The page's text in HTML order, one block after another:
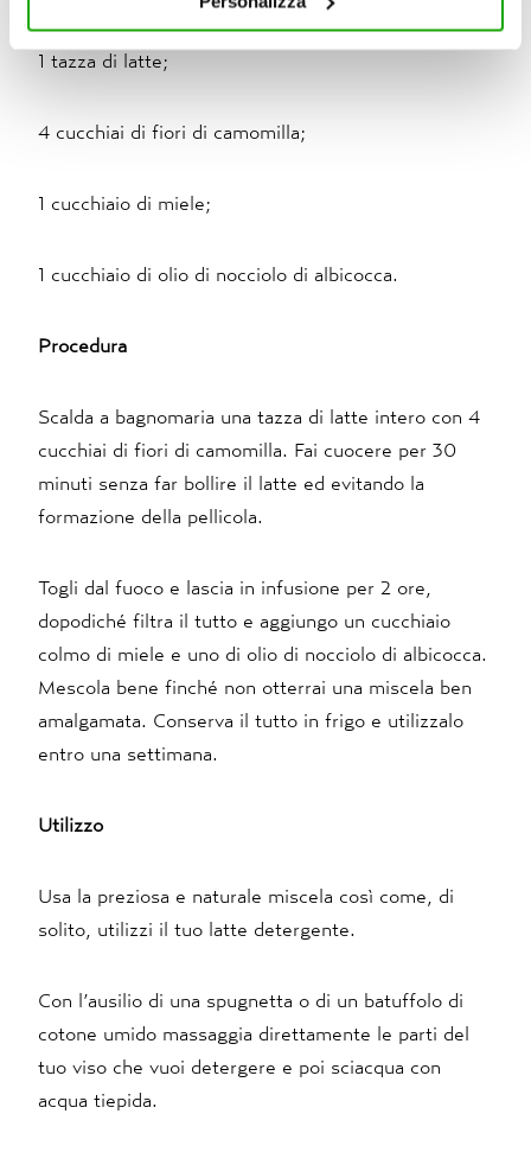
chiudere il banner, non verranno installati cookie sul tuo
corretto funzionamento del sito.
1 tazza di latte;
4 cucchiai di fiori di camomilla;
1 cucchiaio di miele;
1 cucchiaio di olio di nocciolo di albicocca.
Procedura
Scalda a bagnomaria una tazza di latte intero con 4
cucchiai di fiori di camomilla. Fai cuocere per 30
minuti senza far bollire il latte ed evitando la
formazione della pellicola.
Togli dal fuoco e lascia in infusione per 2 ore,
dopodiché filtra il tutto e aggiungo un cucchiaio
colmo di miele e uno di olio di nocciolo di albicocca.
Mescola bene finché non otterrai una miscela ben
amalgamata. Conserva il tutto in frigo e utilizzalo
entro una settimana.
Utilizzo
Usa la preziosa e naturale miscela così come, di
solito, utilizzi il tuo latte detergente.
Con l’ausilio di una spugnetta o di un batuffolo di
cotone umido massaggia direttamente le parti del
tuo viso che vuoi detergere e poi sciacqua con
acqua tiepida.